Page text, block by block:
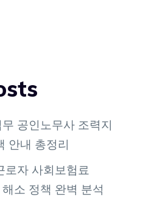
공인노무사 조력지
안내 총정리
로자 사회보험료
소 정책 완벽 분석